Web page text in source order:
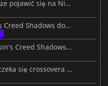
Assassin's Creed Shadows może pojawić się na Nintendo Switch 2
Aktualizacja 1.06 do Assassin's Creed Shadows dodaje tryb Koszmar
Najnowsza aktualizacja Assassin's Creed Shadows wprowadza crossover i ulepszenia
Assassin's Creed Shadows doczeka się crossovera z Dead by Daylight